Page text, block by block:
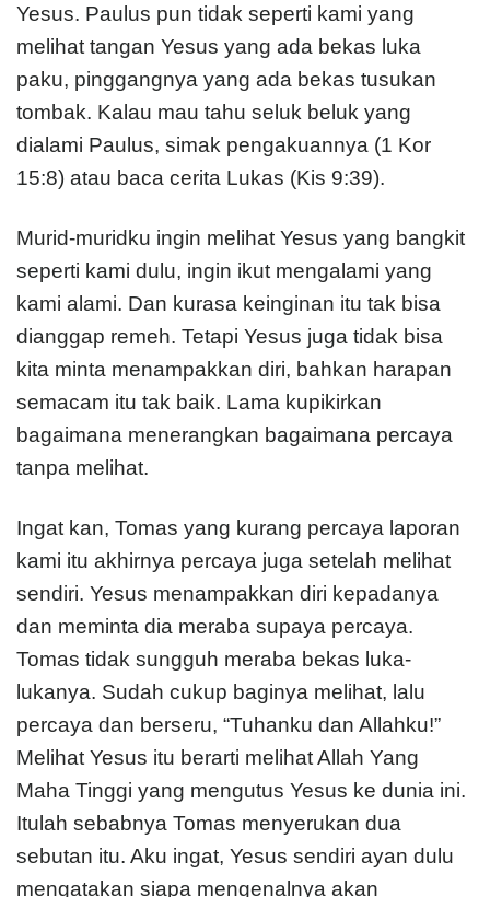
Yesus. Paulus pun tidak seperti kami yang
melihat tangan Yesus yang ada bekas luka
paku, pinggangnya yang ada bekas tusukan
tombak. Kalau mau tahu seluk beluk yang
dialami Paulus, simak pengakuannya (1 Kor
15:8) atau baca cerita Lukas (Kis 9:39).
Murid-muridku ingin melihat Yesus yang bangkit
seperti kami dulu, ingin ikut mengalami yang
kami alami. Dan kurasa keinginan itu tak bisa
dianggap remeh. Tetapi Yesus juga tidak bisa
kita minta menampakkan diri, bahkan harapan
semacam itu tak baik. Lama kupikirkan
bagaimana menerangkan bagaimana percaya
tanpa melihat.
Ingat kan, Tomas yang kurang percaya laporan
kami itu akhirnya percaya juga setelah melihat
sendiri. Yesus menampakkan diri kepadanya
dan meminta dia meraba supaya percaya.
Tomas tidak sungguh meraba bekas luka-
lukanya. Sudah cukup baginya melihat, lalu
percaya dan berseru, “Tuhanku dan Allahku!”
Melihat Yesus itu berarti melihat Allah Yang
Maha Tinggi yang mengutus Yesus ke dunia ini.
Itulah sebabnya Tomas menyerukan dua
sebutan itu. Aku ingat, Yesus sendiri ayan dulu
mengatakan siapa mengenalnya akan